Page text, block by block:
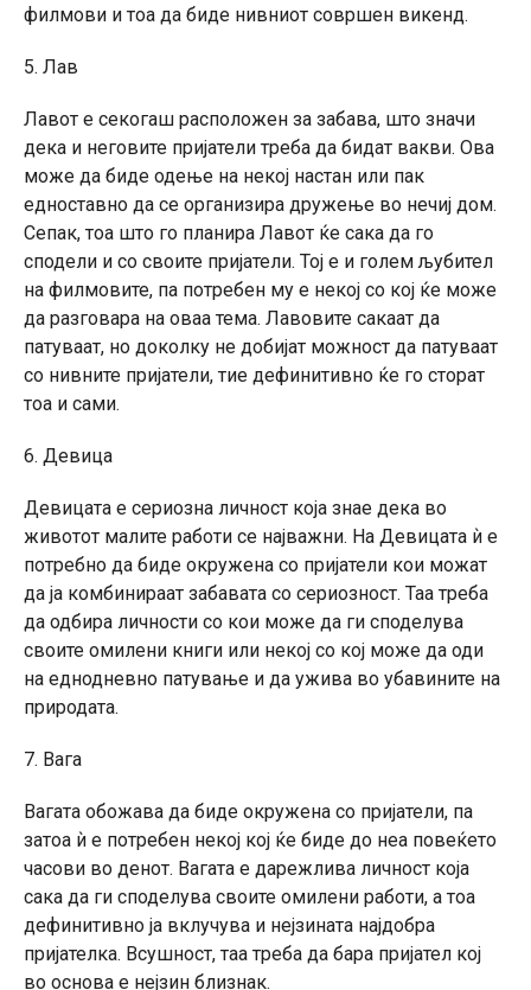
филмови и тоа да биде нивниот совршен викенд.
5. Лав
Лавот е секогаш расположен за забава, што значи
дека и неговите пријатели треба да бидат вакви. Ова
може да биде одење на некој настан или пак
едноставно да се организира дружење во нечиј дом.
Сепак, тоа што го планира Лавот ќе сака да го
сподели и со своите пријатели. Тој е и голем љубител
на филмовите, па потребен му е некој со кој ќе може
да разговара на оваа тема. Лавовите сакаат да
патуваат, но доколку не добијат можност да патуваат
со нивните пријатели, тие дефинитивно ќе го сторат
тоа и сами.
6. Девица
Девицата е сериозна личност која знае дека во
животот малите работи се најважни. На Девицата ѝ е
потребно да биде окружена со пријатели кои можат
да ја комбинираат забавата со сериозност. Таа треба
да одбира личности со кои може да ги споделува
своите омилени книги или некој со кој може да оди
на еднодневно патување и да ужива во убавините на
природата.
7. Вага
Вагата обожава да биде окружена со пријатели, па
затоа ѝ е потребен некој кој ќе биде до неа повеќето
часови во денот. Вагата е дарежлива личност која
сака да ги споделува своите омилени работи, а тоа
дефинитивно ја вклучува и нејзината најдобра
пријателка. Всушност, таа треба да бара пријател кој
во основа е нејзин близнак.